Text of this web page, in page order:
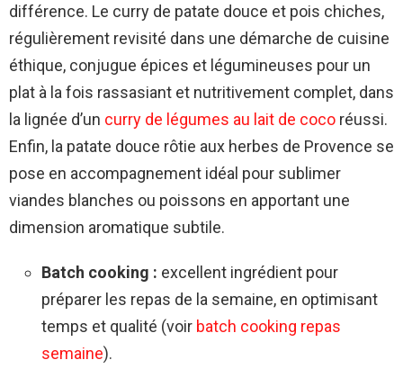
différence. Le curry de patate douce et pois chiches,
régulièrement revisité dans une démarche de cuisine
éthique, conjugue épices et légumineuses pour un
plat à la fois rassasiant et nutritivement complet, dans
la lignée d’un curry de légumes au lait de coco réussi.
Enfin, la patate douce rôtie aux herbes de Provence se
pose en accompagnement idéal pour sublimer
viandes blanches ou poissons en apportant une
dimension aromatique subtile.
Batch cooking : excellent ingrédient pour
préparer les repas de la semaine, en optimisant
temps et qualité (voir batch cooking repas
semaine).